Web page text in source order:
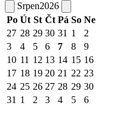
Srpen2026
Po Út St Čt Pá So Ne
27 28 29 30 31 1
2
3
4 5 6 7 8
9
10 11 12 13 14 15 16
17 18 19 20 21 22 23
24 25 26 27 28 29 30
31 1 2 3 4 5 6